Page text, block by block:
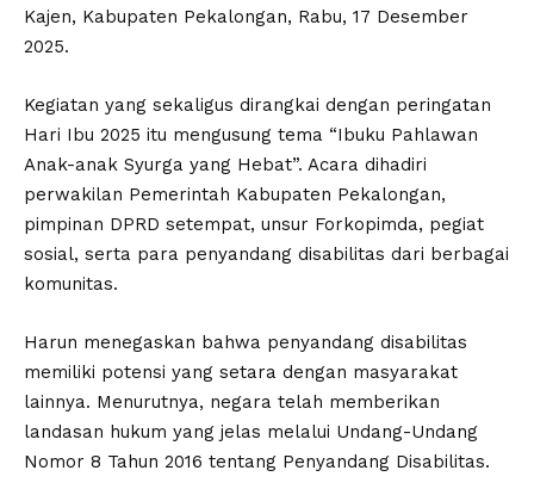
Kajen, Kabupaten Pekalongan, Rabu, 17 Desember
2025.
Kegiatan yang sekaligus dirangkai dengan peringatan
Hari Ibu 2025 itu mengusung tema “Ibuku Pahlawan
Anak-anak Syurga yang Hebat”. Acara dihadiri
perwakilan Pemerintah Kabupaten Pekalongan,
pimpinan DPRD setempat, unsur Forkopimda, pegiat
sosial, serta para penyandang disabilitas dari berbagai
komunitas.
Harun menegaskan bahwa penyandang disabilitas
memiliki potensi yang setara dengan masyarakat
lainnya. Menurutnya, negara telah memberikan
landasan hukum yang jelas melalui Undang-Undang
Nomor 8 Tahun 2016 tentang Penyandang Disabilitas.